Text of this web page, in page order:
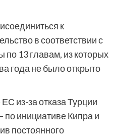
к
в соответствии с
по 13 главам, из которых
года не было открыто
из-за отказа Турции
по инициативе Кипра и
постоянного